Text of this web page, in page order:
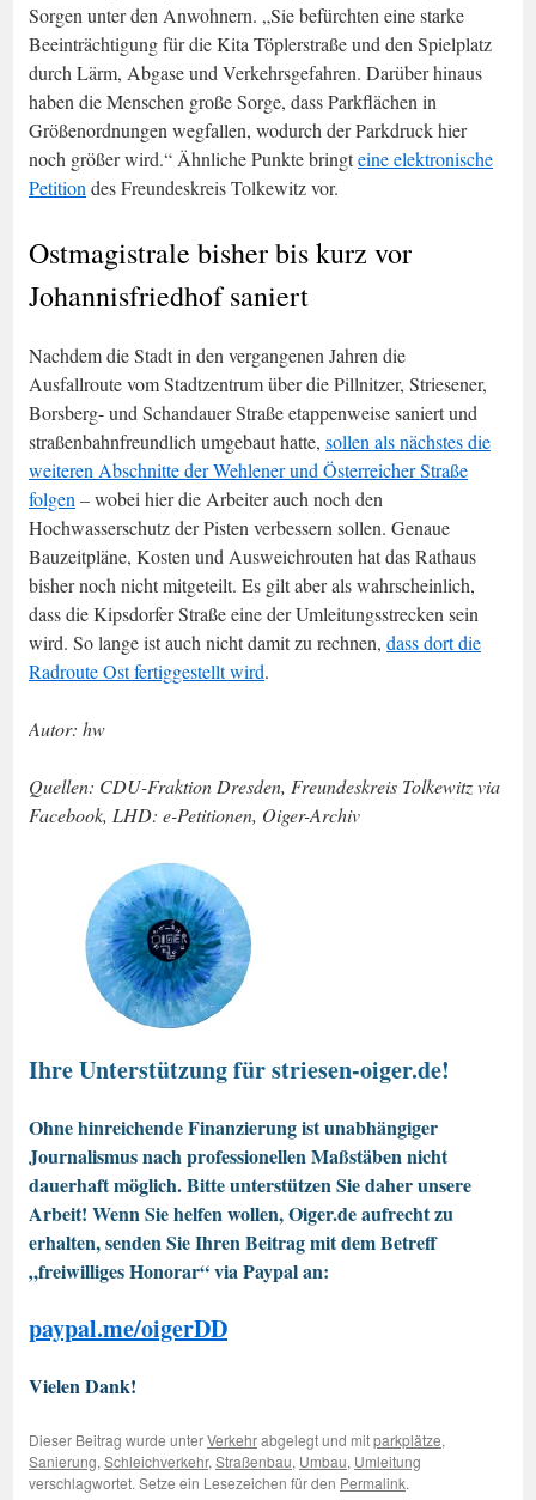
Sorgen unter den Anwohnern. „Sie befürchten eine starke
Beeinträchtigung für die Kita Töplerstraße und den Spielplatz
durch Lärm, Abgase und Verkehrsgefahren. Darüber hinaus
haben die Menschen große Sorge, dass Parkflächen in
Größenordnungen wegfallen, wodurch der Parkdruck hier
noch größer wird.“ Ähnliche Punkte bringteine elektronische
Petition des Freundeskreis Tolkewitz vor.
Ostmagistrale bisher bis kurz vor
Johannisfriedhof saniert
Nachdem die Stadt in den vergangenen Jahren die
Ausfallroute vom Stadtzentrum über die Pillnitzer, Striesener,
Borsberg- und Schandauer Straße etappenweise saniert und
straßenbahnfreundlich umgebaut hatte, sollen als nächstes die
weiteren Abschnitte der Wehlener und Österreicher Straße
folgen – wobei hier die Arbeiter auch noch den
Hochwasserschutz der Pisten verbessern sollen. Genaue
Bauzeitpläne, Kosten und Ausweichrouten hat das Rathaus
bisher noch nicht mitgeteilt. Es gilt aber als wahrscheinlich,
dass die Kipsdorfer Straße eine der Umleitungsstrecken sein
wird. So lange ist auch nicht damit zu rechnen, dass dort die
Radroute Ost fertiggestellt wird.
Autor: hw
Quellen: CDU-Fraktion Dresden, Freundeskreis Tolkewitz via
Facebook, LHD: e-Petitionen, Oiger-Archiv
Ihre Unterstützung für striesen-oiger.de!
Ohne hinreichende Finanzierung ist unabhängiger
Journalismus nach professionellen Maßstäben nicht
dauerhaft möglich. Bitte unterstützen Sie daher unsere
Arbeit! Wenn Sie helfen wollen, Oiger.de aufrecht zu
erhalten, senden Sie Ihren Beitrag mit dem Betreff
„freiwilliges Honorar“ via Paypal an:
paypal.me/oigerDD
Vielen Dank!
Dieser Beitrag wurde unterVerkehrabgelegt und mitparkplätze,
Sanierung,Schleichverkehr,Straßenbau, Umbau, Umleitung
verschlagwortet. Setze ein Lesezeichen für den Permalink.